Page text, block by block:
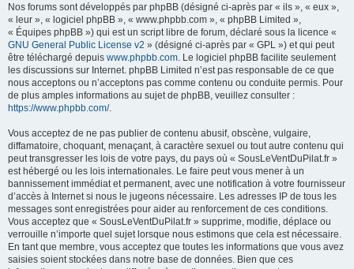
Nos forums sont développés par phpBB (désigné ci-après par « ils », « eux »,
« leur », « logiciel phpBB », « www.phpbb.com », « phpBB Limited »,
« Équipes phpBB ») qui est un script libre de forum, déclaré sous la licence «
GNU General Public License v2 » (désigné ci-après par « GPL ») et qui peut
être téléchargé depuis www.phpbb.com. Le logiciel phpBB facilite seulement
les discussions sur Internet. phpBB Limited n’est pas responsable de ce que
nous acceptons ou n’acceptons pas comme contenu ou conduite permis. Pour
de plus amples informations au sujet de phpBB, veuillez consulter :
https://www.phpbb.com/.
Vous acceptez de ne pas publier de contenu abusif, obscène, vulgaire,
diffamatoire, choquant, menaçant, à caractère sexuel ou tout autre contenu qui
peut transgresser les lois de votre pays, du pays où « SousLeVentDuPilat.fr »
est hébergé ou les lois internationales. Le faire peut vous mener à un
bannissement immédiat et permanent, avec une notification à votre fournisseur
d’accès à Internet si nous le jugeons nécessaire. Les adresses IP de tous les
messages sont enregistrées pour aider au renforcement de ces conditions.
Vous acceptez que « SousLeVentDuPilat.fr » supprime, modifie, déplace ou
verrouille n’importe quel sujet lorsque nous estimons que cela est nécessaire.
En tant que membre, vous acceptez que toutes les informations que vous avez
saisies soient stockées dans notre base de données. Bien que ces